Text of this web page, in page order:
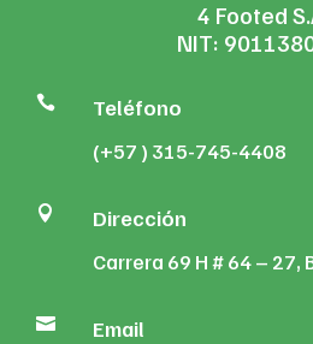
4 Footed
NIT:
 Teléfono
(+57 ) 315-745-4408
 Dirección
Carrera 69 H # 64 – 27,
 Email